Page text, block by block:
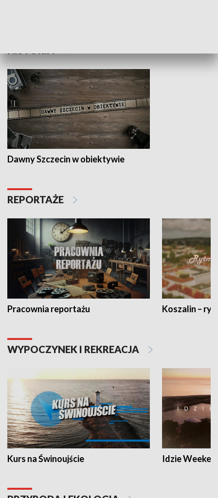
Dawny Szczecin w obiektywie
REPORTAŻE
Pracownia reportażu Koszalin –
WYPOCZYNEK I REKREACJA
Kurs na Świnoujście Idzie